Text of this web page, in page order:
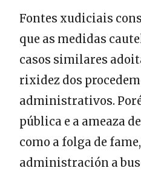
Fontes xudiciais
que as medidas
casos similares
rixidez dos
administrativos.
pública e a ameaza
como a folga de
administración a